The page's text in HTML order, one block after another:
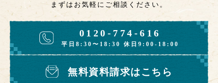
まずはお気軽にご相談ください。
0120-774-616
平日8:30〜18:30 休日9:00-18:00
無料資料請求はこちら